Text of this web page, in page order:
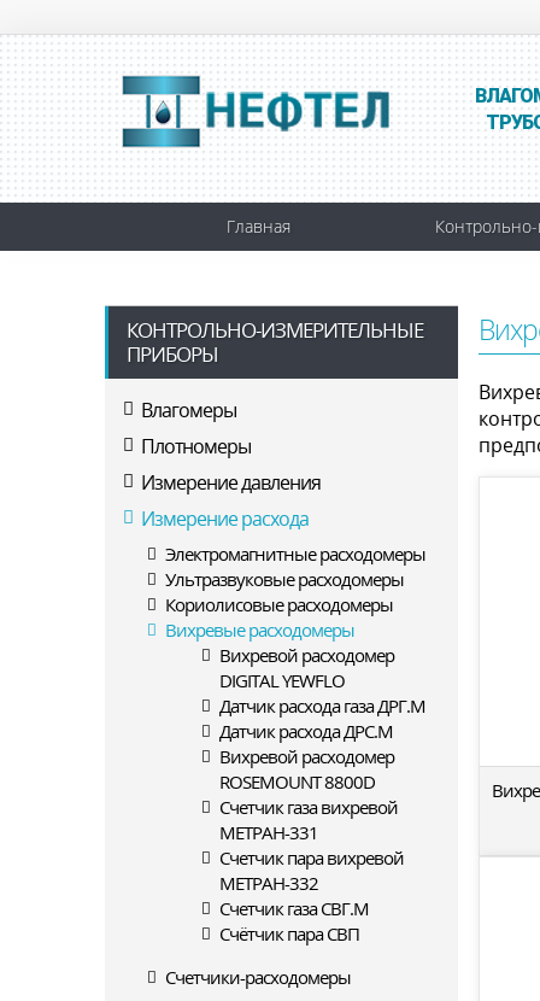
Главная
КОНТРОЛЬНО-ИЗМЕРИТЕЛЬНЫЕ
ПРИБОРЫ
Влагомеры
Плотномеры
Измерение давления
Измерение расхода
Электромагнитные расходомеры
Ультразвуковые расходомеры
Кориолисовые расходомеры
Вихревые расходомеры
Вихревой расходомер
DIGITAL YEWFLO
Датчик расхода газа ДРГ.М
Датчик расхода ДРС.М
Вихревой расходомер
ROSEMOUNT 8800D
Счетчик газа вихревой
МЕТРАН-331
Счетчик пара вихревой
МЕТРАН-332
Счетчик газа СВГ.М
Счётчик пара СВП
Счетчики-расходомеры